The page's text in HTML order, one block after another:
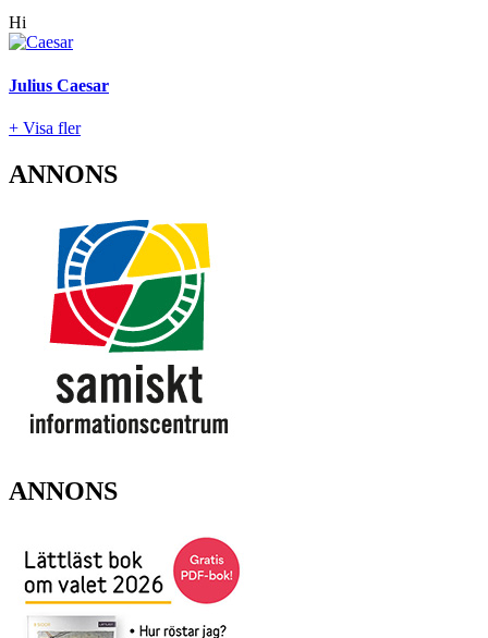
Hi
Julius Caesar
+ Visa fler
ANNONS
ANNONS